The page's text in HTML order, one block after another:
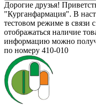
Дорогие друзья!
"Курганфармация". В
тестовом режиме в связи
отображаться наличие
информацию можно
по номеру 410-010